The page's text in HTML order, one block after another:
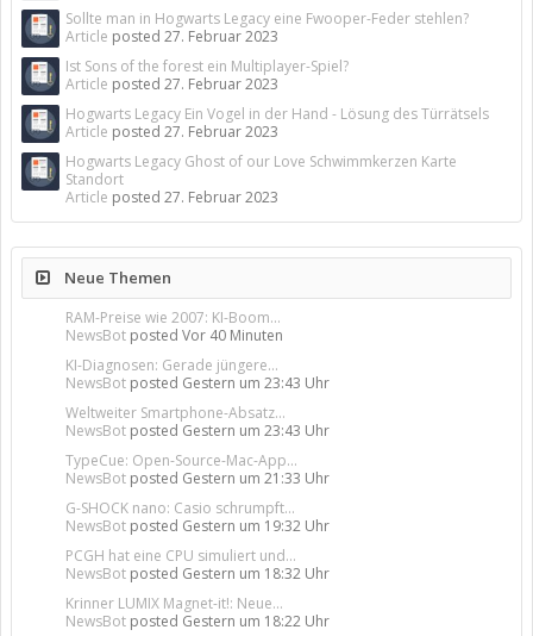
Sollte man in Hogwarts Legacy eine Fwooper-Feder stehlen?
Article posted 27. Februar 2023
Ist Sons of the forest ein Multiplayer-Spiel?
Article posted 27. Februar 2023
Hogwarts Legacy Ein Vogel in der Hand - Lösung des Türrätsels
Article posted 27. Februar 2023
Hogwarts Legacy Ghost of our Love Schwimmkerzen Karte
Standort
Article posted 27. Februar 2023
Neue Themen
RAM-Preise wie 2007: KI-Boom...
NewsBot posted Vor 40 Minuten
KI-Diagnosen: Gerade jüngere...
NewsBot posted Gestern um 23:43 Uhr
Weltweiter Smartphone-Absatz...
NewsBot posted Gestern um 23:43 Uhr
TypeCue: Open-Source-Mac-App...
NewsBot posted Gestern um 21:33 Uhr
G-SHOCK nano: Casio schrumpft...
NewsBot posted Gestern um 19:32 Uhr
PCGH hat eine CPU simuliert und...
NewsBot posted Gestern um 18:32 Uhr
Krinner LUMIX Magnet-it!: Neue...
NewsBot posted Gestern um 18:22 Uhr